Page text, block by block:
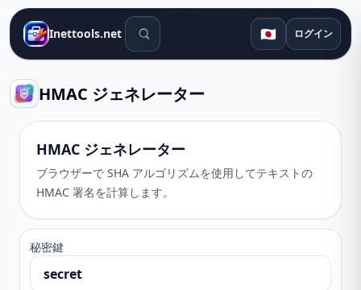
Inettools.net 検索ツール 🇯🇵 ログイン
HMAC ジェネレーター
HMAC ジェネレーター
ブラウザーで SHA アルゴリズムを使用してテキストの
HMAC 署名を計算します。
秘密鍵